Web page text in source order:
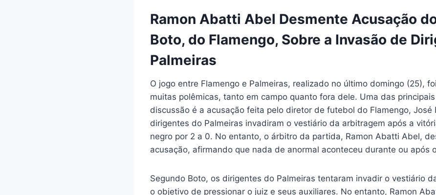
Ramon Abatti Abel Desmente Acusação
Boto, do Flamengo, Sobre a Invasão de
Palmeiras
O jogo entre Flamengo e Palmeiras, realizado no último domingo (25),
muitas polêmicas, tanto em campo quanto fora dele. Uma das
discussão é a acusação feita pelo diretor de futebol do Flamengo, José
dirigentes do Palmeiras invadiram o vestiário da arbitragem após a
negro por 2 a 0. No entanto, o árbitro da partida, Ramon Abatti Abel,
acusação, afirmando que nada de anormal aconteceu durante ou após
Segundo Boto, os dirigentes do Palmeiras tentaram invadir o vestiário
o objetivo de pressionar o juiz e seus auxiliares. No entanto, Ramon